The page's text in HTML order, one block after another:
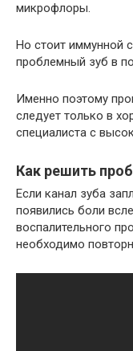
микрофлоры.
Но стоит иммунной
проблемный зуб в
Именно поэтому
следует только в
специалиста с
Как решить
Если канал зуба
появились боли
воспалительного
необходимо